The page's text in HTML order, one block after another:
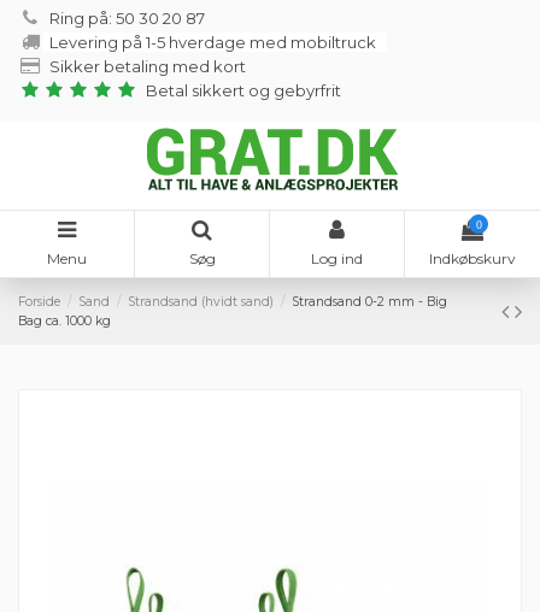
Ring på: 50 30 20 87
Levering på 1-5 hverdage med mobiltruck
Sikker betaling med kort
Betal sikkert og gebyrfrit
Menu Søg Log ind
0
Indkøbskurv
Forside Sand Strandsand (hvidt sand)
Strandsand 0-2 mm - Big
Bag ca. 1000 kg